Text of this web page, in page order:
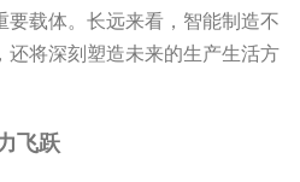
要载体。长远来看，智能制造不
还将深刻塑造未来的生产生活方
飞跃